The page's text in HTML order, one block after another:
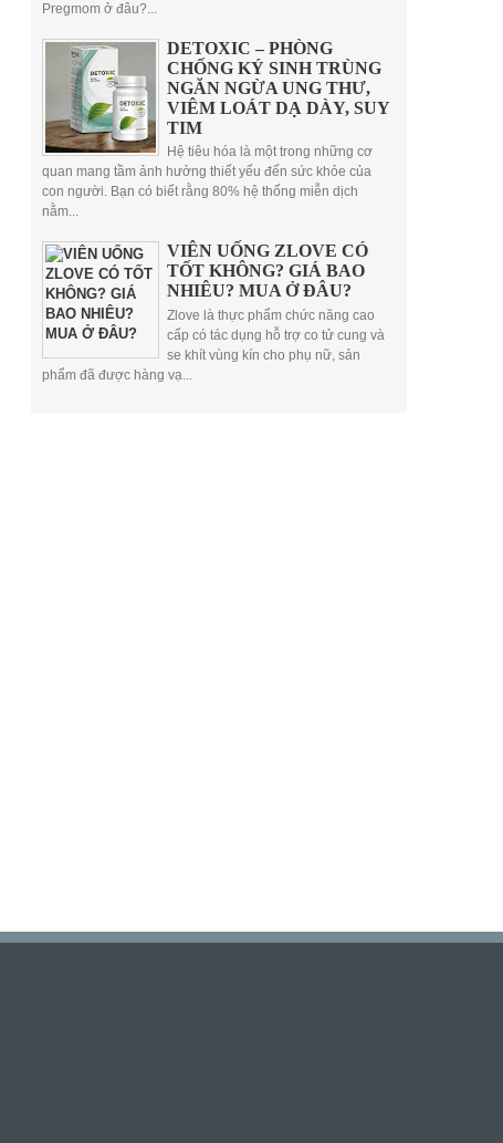
Pregmom ở đâu?...
DETOXIC – PHÒNG
CHỐNG KÝ SINH TRÙNG
NGĂN NGỪA UNG THƯ,
VIÊM LOÁT DẠ DÀY, SUY
TIM
Hệ tiêu hóa là một trong những cơ
quan mang tầm ảnh hưởng thiết yếu đến sức khỏe của
con người. Bạn có biết rằng 80% hệ thống miễn dịch
nằm...
VIÊN UỐNG ZLOVE CÓ
TỐT KHÔNG? GIÁ BAO
NHIÊU? MUA Ở ĐÂU?
Zlove là thực phẩm chức năng cao
cấp có tác dụng hỗ trợ co tử cung và
se khít vùng kín cho phụ nữ, sản
phẩm đã được hàng vạ...